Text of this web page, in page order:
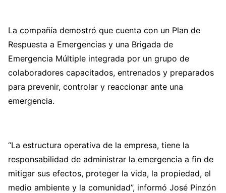
La compañía demostró que cuenta con un Plan de
Respuesta a Emergencias y una Brigada de
Emergencia Múltiple integrada por un grupo de
colaboradores capacitados, entrenados y preparados
para prevenir, controlar y reaccionar ante una
emergencia.
“La estructura operativa de la empresa, tiene la
responsabilidad de administrar la emergencia a fin de
mitigar sus efectos, proteger la vida, la propiedad, el
medio ambiente y la comunidad”, informó José Pinzón